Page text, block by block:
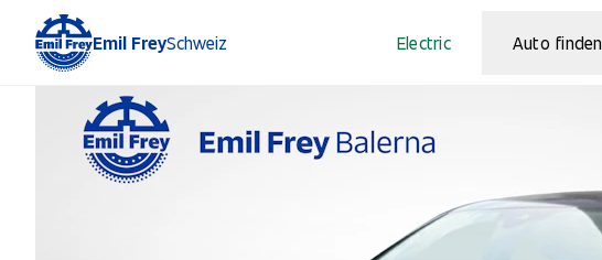
Emil FreySchweiz Electric Auto finden